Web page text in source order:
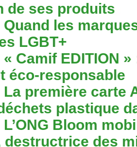
de ses produits
Quand les
LGBT+
« Camif EDITION
éco-responsable
La première carte
plastique
L’ONG Bloom
destructrice des